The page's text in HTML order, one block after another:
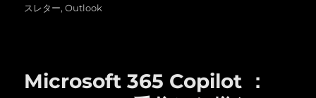
稿
テ
スレター,Outlook
Microsoft 365 Copilot ：